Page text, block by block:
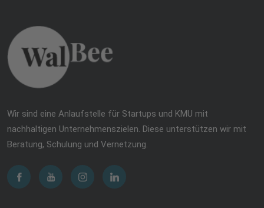
Wir sind eine Anlaufstelle für Startups und KMU mit
nachhaltigen Unternehmenszielen. Diese unterstützen wir mit
Beratung, Schulung und Vernetzung.